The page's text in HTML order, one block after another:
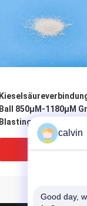
Ball 850μM-1180μM
Blasting Media For
Laptop Shell des
Zirkonium-Z850
Bestpreis
calvin
Good day,